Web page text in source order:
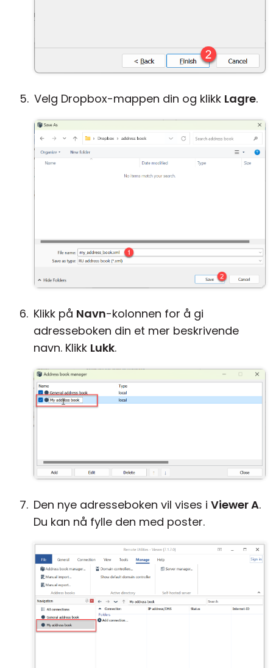
Velg Dropbox-mappen din og klikk Lagre.
Klikk på Navn-kolonnen for å gi
adresseboken din et mer beskrivende
navn. Klikk Lukk.
Den nye adresseboken vil vises i Viewer A.
Du kan nå fylle den med poster.